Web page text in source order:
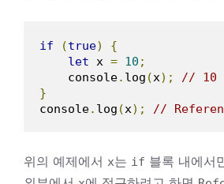
if (true)
{
let x = 10 ;
    console
. log (x);
// 10
}
console. log (x); //
위의 예제에서 x는 if 블록 내에서